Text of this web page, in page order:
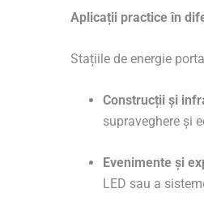
Aplicații practice în
Stațiile de energie
Construcții și
supraveghere și
Evenimente și
LED sau a